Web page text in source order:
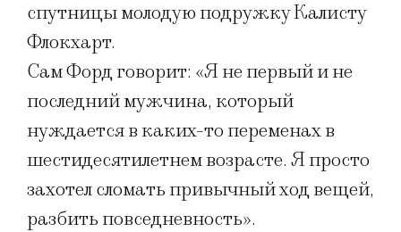
спутницы молодую подружку Калисту
Флокхарт.
Сам Форд говорит: «Я не первый и не
последний мужчина, который
нуждается в каких-то переменах в
шестидесятилетнем возрасте. Я просто
захотел сломать привычный ход вещей,
разбить повседневность».